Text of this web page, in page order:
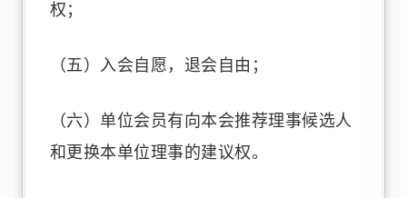
权；
（五）入会自愿，退会自由；
（六）单位会员有向本会推荐理事候选人
和更换本单位理事的建议权。